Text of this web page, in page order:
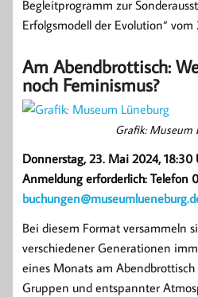
Begleitprogramm zur
Erfolgsmodell der Evolution“ vom
Am Abendbrottisch:
noch Feminismus?
Grafik: Museum
Donnerstag, 23. Mai 2024,
Anmeldung erforderlich: Telefon
Bei diesem Format versammeln
verschiedener Generationen
eines Monats am
Gruppen und entspannter